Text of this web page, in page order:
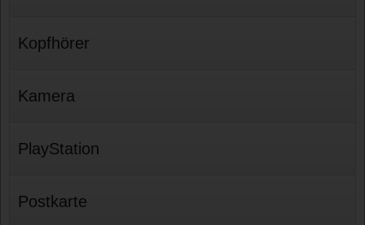
Kopfhörer
Kamera
PlayStation
Postkarte